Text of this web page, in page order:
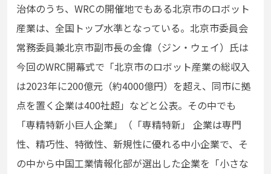
治体のうち、WRCの開催地でもある北京市のロボット
産業は、全国トップ⽔準となっている。北京市委員会
常務委員兼北京市副市⻑の⾦偉（ジン・ウェイ）⽒は
今回のWRC開幕式で「北京市のロボット産業の総収⼊
は2023年に200億元（約4000億円）を超え、同市に拠
点を置く企業は400社超」などと公表。その中でも
「専精特新⼩巨⼈企業」（「専精特新」 企業は専⾨
性、精巧性、特徴性、新規性に優れる中⼩企業で、そ
の中から中国⼯業情報化部が選出した企業を「⼩さな